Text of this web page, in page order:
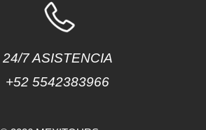
24/7 ASISTENCIA
+52 5542383966